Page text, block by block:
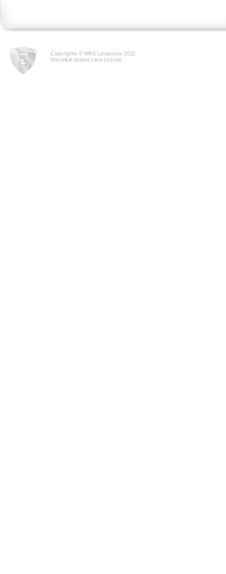
Copyrights © MKS Limanovia 2011
Wszelkie prawa zastrzeżone.